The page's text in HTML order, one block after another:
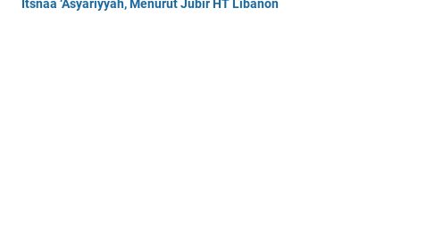
Itsnaa ‘Asyariyyah, Menurut Jubir HT Libanon